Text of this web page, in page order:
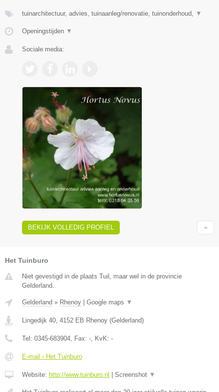
tuinarchitectuur, advies, tuinaanleg/renovatie, tuinonderhoud, ▼
Openingstijden ▼
Sociale media:
BEKIJK VOLLEDIG PROFIEL
Het Tuinburo
Niet gevestigd in de plaats Tuil, maar wel in de provincie
Gelderland.
Gelderland » Rhenoy Google maps ▼
Lingedijk 40 4152 EB Rhenoy (Gelderland)
Tel: 0345-683904 , Fax: - , KvK: -
E-mail › Het Tuinburo
Website: http://www.tuinburo.nl Screenshot ▼